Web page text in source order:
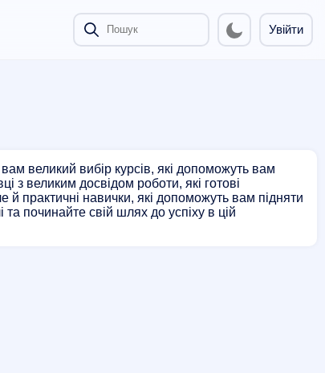
Увійти
великий вибір курсів, які допоможуть вам
з великим досвідом роботи, які готові
практичні навички, які допоможуть вам підняти
починайте свій шлях до успіху в цій